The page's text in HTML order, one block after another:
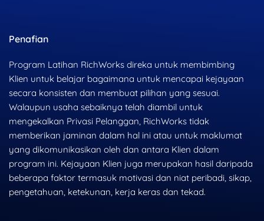
Penafian
Program Latihan RichWorks direka untuk membimbing
Klien untuk belajar bagaimana untuk mencapai kejayaan
secara konsisten dan membuat pilihan yang sesuai.
Walaupun usaha sebaiknya telah diambil untuk
mengekalkan Privasi Pelanggan, RichWorks tidak
memberikan jaminan dalam hal ini atau untuk maklumat
yang dikomunikasikan oleh dan antara Klien dalam
program ini. Kejayaan Klien juga merupakan hasil daripada
beberapa faktor termasuk motivasi dan niat peribadi, sikap,
pengetahuan, ketekunan, kerja keras dan tekad.